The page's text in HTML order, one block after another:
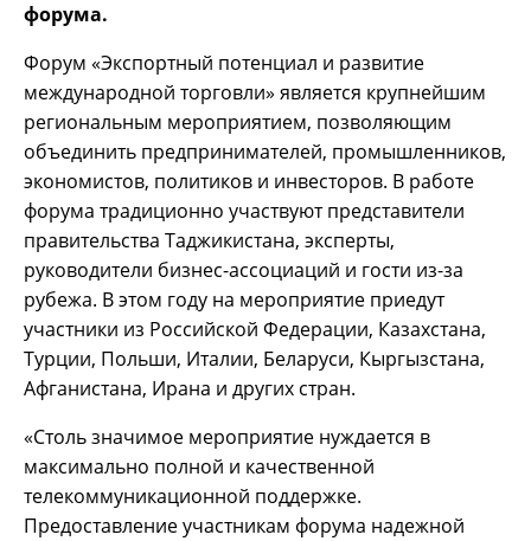
форума.
Форум «Экспортный потенциал и развитие
международной торговли» является крупнейшим
региональным мероприятием, позволяющим
объединить предпринимателей, промышленников,
экономистов, политиков и инвесторов. В работе
форума традиционно участвуют представители
правительства Таджикистана, эксперты,
руководители бизнес-ассоциаций и гости из-за
рубежа. В этом году на мероприятие приедут
участники из Российской Федерации, Казахстана,
Турции, Польши, Италии, Беларуси, Кыргызстана,
Афганистана, Ирана и других стран.
«Столь значимое мероприятие нуждается в
максимально полной и качественной
телекоммуникационной поддержке.
Предоставление участникам форума надежной